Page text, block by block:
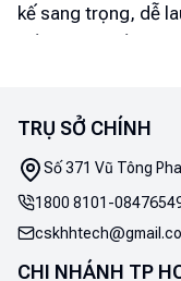
kế sang trọng, dễ
năng thông minh
cho người dùng. Để
tính năng nổi bật
Điện máy Htech
1. Nguồn gốc ra
TRỤ SỞ CHÍNH
Số 371 Vũ Tông
1800 8101 -
CHI NHÁNH TP